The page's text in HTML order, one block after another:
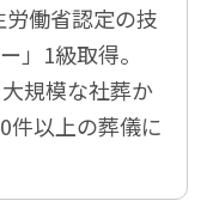
働省認定の技
」1級取得。
規模な社葬か
件以上の葬儀に